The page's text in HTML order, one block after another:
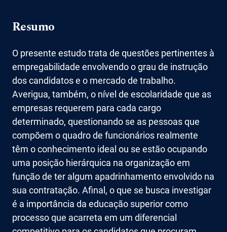
Resumo
O presente estudo trata de questões pertinentes à
empregabilidade envolvendo o grau de instrução
dos candidatos e o mercado de trabalho.
Averigua, também, o nível de escolaridade que as
empresas requerem para cada cargo
determinado, questionando se as pessoas que
compõem o quadro de funcionários realmente
têm o conhecimento ideal ou se estão ocupando
uma posição hierárquica na organização em
função de ter algum apadrinhamento envolvido na
sua contratação. Afinal, o que se busca investigar
é a importância da educação superior como
processo que acarreta em um diferencial